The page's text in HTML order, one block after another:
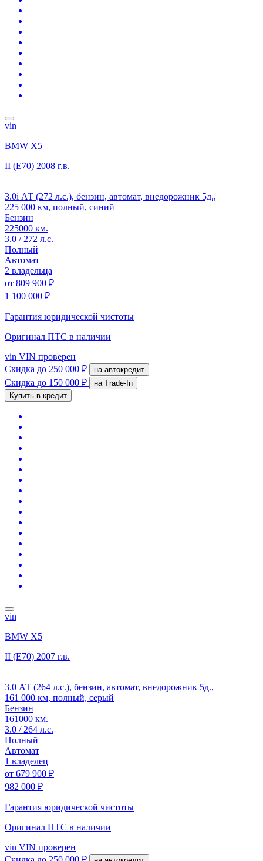
vin
BMW X5
II (E70) 2008 г.в.
3.0i АТ (272 л.с.), бензин, автомат, внедорожник 5д.,
225 000 км, полный, синий
Бензин
225000 км.
3.0 / 272 л.с.
Полный
Автомат
2 владельца
от 809 900 ₽
1 100 000 ₽
Гарантия юридической чистоты
Оригинал ПТС в наличии
vin VIN проверен
Скидка до 250 000 ₽ на автокредит
Скидка до 150 000 ₽
на Trade-In
Купить в кредит
vin
BMW X5
II (E70) 2007 г.в.
3.0 АТ (264 л.с.), бензин, автомат, внедорожник 5д.,
161 000 км, полный, серый
Бензин
161000 км.
3.0 / 264 л.с.
Полный
Автомат
1 владелец
от 679 900 ₽
982 000 ₽
Гарантия юридической чистоты
Оригинал ПТС в наличии
vin VIN проверен